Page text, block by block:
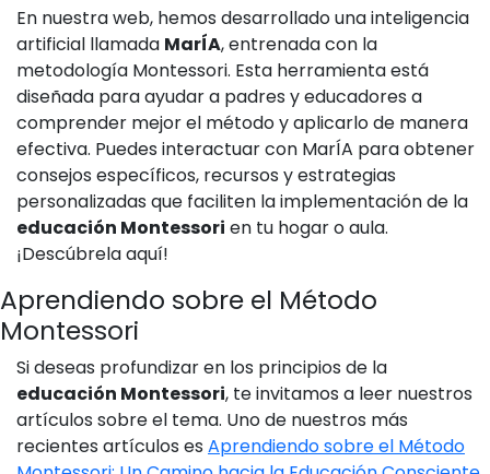
En nuestra web, hemos desarrollado una inteligencia
artificial llamada MarÍA, entrenada con la
metodología Montessori. Esta herramienta está
diseñada para ayudar a padres y educadores a
comprender mejor el método y aplicarlo de manera
efectiva. Puedes interactuar con MarÍA para obtener
consejos específicos, recursos y estrategias
personalizadas que faciliten la implementación de la
educación Montessori en tu hogar o aula.
¡Descúbrela aquí!
Aprendiendo sobre el Método
Montessori
Si deseas profundizar en los principios de la
educación Montessori, te invitamos a leer nuestros
artículos sobre el tema. Uno de nuestros más
recientes artículos es Aprendiendo sobre el Método